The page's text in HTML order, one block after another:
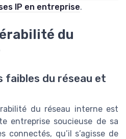
IP en entreprise.
du
faibles du réseau et
du réseau interne est
entreprise soucieuse de sa
connectés, qu’il s’agisse de